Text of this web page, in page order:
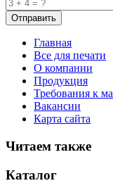
Главная
Все для печати
О компании
Продукция
Требования к
Вакансии
Карта сайта
Читаем также
Каталог